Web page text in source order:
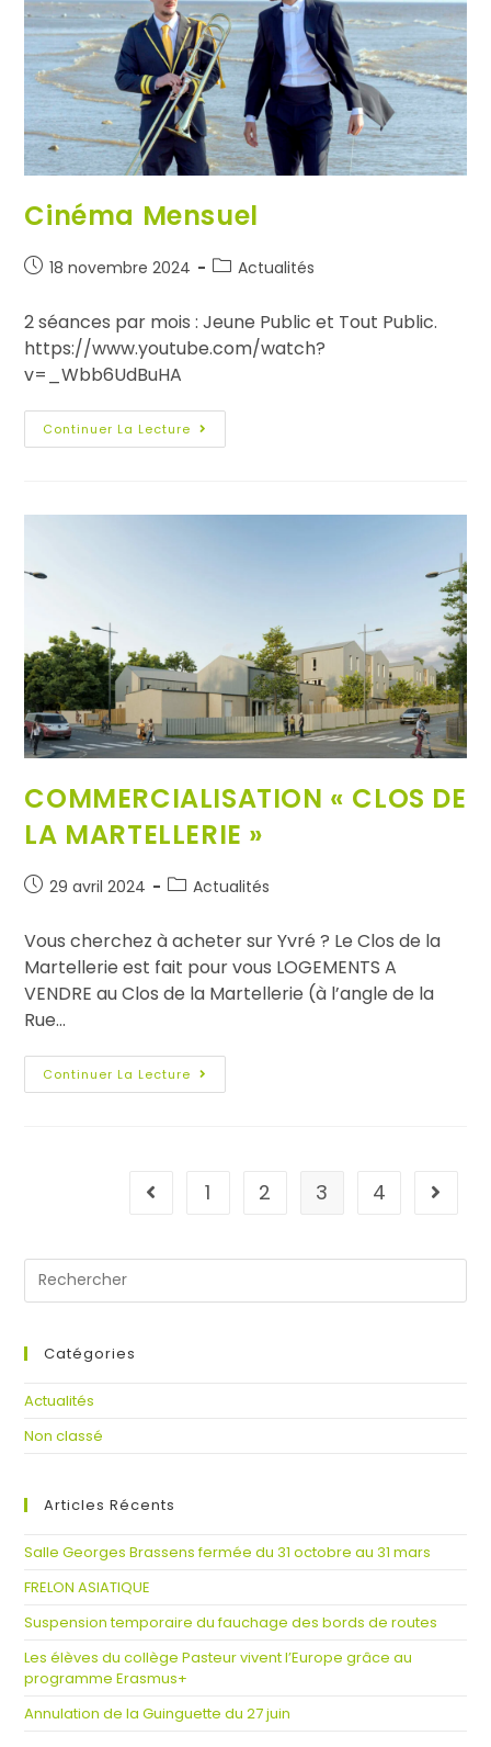
Cinéma Mensuel
18 novembre 2024 Actualités
2 séances par mois : Jeune Public et Tout Public.
https://www.youtube.com/watch?
v=_Wbb6UdBuHA
Continuer La Lecture
COMMERCIALISATION « CLOS DE
LA MARTELLERIE »
29 avril 2024 Actualités
Vous cherchez à acheter sur Yvré ? Le Clos de la
Martellerie est fait pour vous LOGEMENTS A
VENDRE au Clos de la Martellerie (à l’angle de la
Rue…
Continuer La Lecture
1 2 3 4
Catégories
Actualités
Non classé
Articles Récents
Salle Georges Brassens fermée du 31 octobre au 31 mars
FRELON ASIATIQUE
Suspension temporaire du fauchage des bords de routes
Les élèves du collège Pasteur vivent l’Europe grâce au
programme Erasmus+
Annulation de la Guinguette du 27 juin